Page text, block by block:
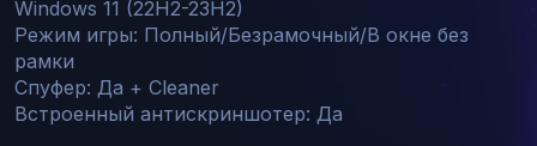
Windows 11 (22H2-23H2)
Режим игры: Полный/Безрамочный/В окне без
рамки
Спуфер: Да + Cleaner
Встроенный антискриншотер: Да